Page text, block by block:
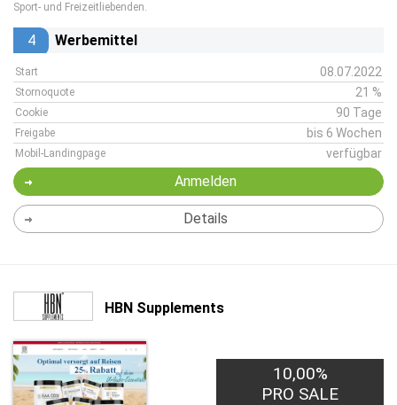
Sport- und Freizeitliebenden.
4 Werbemittel
Start 08.07.2022
Stornoquote 21 %
Cookie 90 Tage
Freigabe bis 6 Wochen
Mobil-Landingpage verfügbar
Anmelden
Details
HBN Supplements
10,00%
PRO SALE